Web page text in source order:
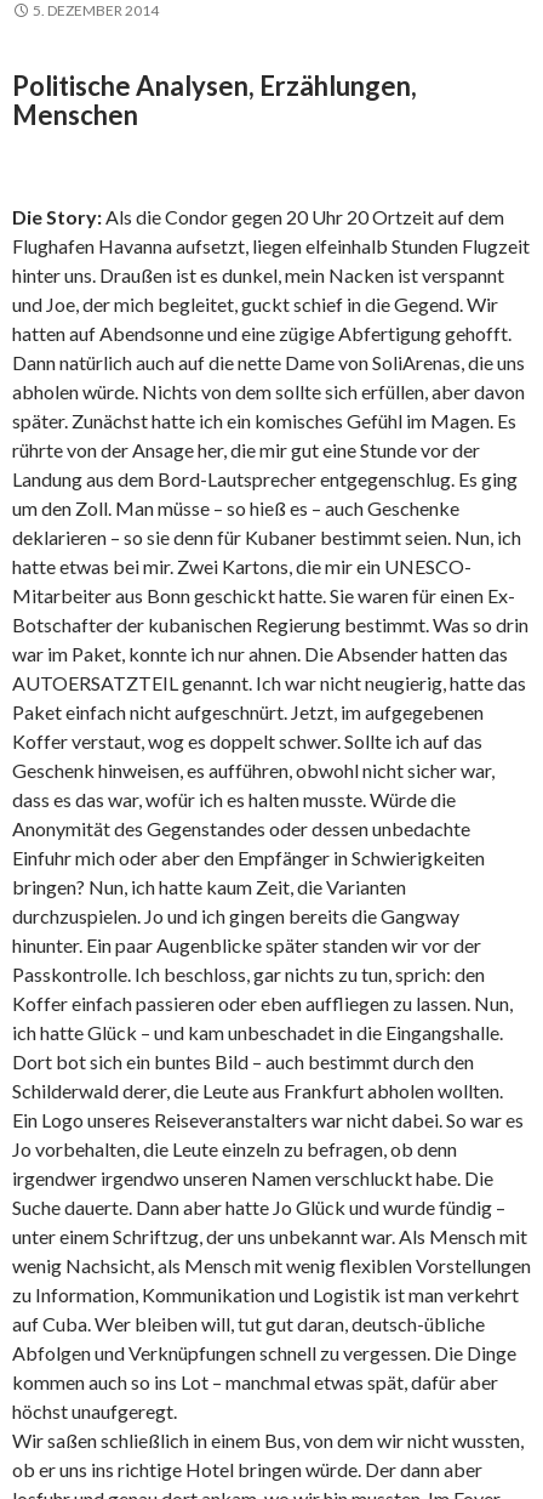
5. DEZEMBER 2014
Politische Analysen, Erzählungen,
Menschen
Die Story:Als die Condor gegen 20 Uhr 20 Ortzeit auf dem
Flughafen Havanna aufsetzt, liegen elfeinhalb Stunden Flugzeit
hinter uns. Draußen ist es dunkel, mein Nacken ist verspannt
und Joe, der mich begleitet, guckt schief in die Gegend. Wir
hatten auf Abendsonne und eine zügige Abfertigung gehofft.
Dann natürlich auch auf die nette Dame von SoliArenas, die uns
abholen würde. Nichts von dem sollte sich erfüllen, aber davon
später. Zunächst hatte ich ein komisches Gefühl im Magen. Es
rührte von der Ansage her, die mir gut eine Stunde vor der
Landung aus dem Bord-Lautsprecher entgegenschlug. Es ging
um den Zoll. Man müsse – so hieß es – auch Geschenke
deklarieren – so sie denn für Kubaner bestimmt seien. Nun, ich
hatte etwas bei mir. Zwei Kartons, die mir ein UNESCO-
Mitarbeiter aus Bonn geschickt hatte. Sie waren für einen Ex-
Botschafter der kubanischen Regierung bestimmt. Was so drin
war im Paket, konnte ich nur ahnen. Die Absender hatten das
AUTOERSATZTEIL genannt. Ich war nicht neugierig, hatte das
Paket einfach nicht aufgeschnürt. Jetzt, im aufgegebenen
Koffer verstaut, wog es doppelt schwer. Sollte ich auf das
Geschenk hinweisen, es aufführen, obwohl nicht sicher war,
dass es das war, wofür ich es halten musste. Würde die
Anonymität des Gegenstandes oder dessen unbedachte
Einfuhr mich oder aber den Empfänger in Schwierigkeiten
bringen? Nun, ich hatte kaum Zeit, die Varianten
durchzuspielen. Jo und ich gingen bereits die Gangway
hinunter. Ein paar Augenblicke später standen wir vor der
Passkontrolle. Ich beschloss, gar nichts zu tun, sprich: den
Koffer einfach passieren oder eben auffliegen zu lassen. Nun,
ich hatte Glück – und kam unbeschadet in die Eingangshalle.
Dort bot sich ein buntes Bild – auch bestimmt durch den
Schilderwald derer, die Leute aus Frankfurt abholen wollten.
Ein Logo unseres Reiseveranstalters war nicht dabei. So war es
Jo vorbehalten, die Leute einzeln zu befragen, ob denn
irgendwer irgendwo unseren Namen verschluckt habe. Die
Suche dauerte. Dann aber hatte Jo Glück und wurde fündig –
unter einem Schriftzug, der uns unbekannt war. Als Mensch mit
wenig Nachsicht, als Mensch mit wenig flexiblen Vorstellungen
zu Information, Kommunikation und Logistik ist man verkehrt
auf Cuba. Wer bleiben will, tut gut daran, deutsch-übliche
Abfolgen und Verknüpfungen schnell zu vergessen. Die Dinge
kommen auch so ins Lot – manchmal etwas spät, dafür aber
höchst unaufgeregt.
Wir saßen schließlich in einem Bus, von dem wir nicht wussten,
ob er uns ins richtige Hotel bringen würde. Der dann aber